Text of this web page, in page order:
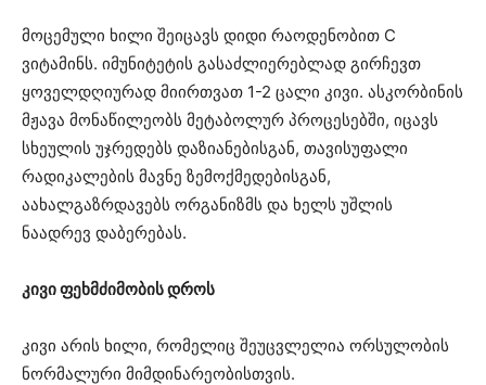
მოცემული ხილი შეიცავს დიდი რაოდენობით C
ვიტამინს. იმუნიტეტის გასაძლიერებლად გირჩევთ
ყოველდღიურად მიირთვათ 1-2 ცალი კივი. ასკორბინის
მჟავა მონაწილეობს მეტაბოლურ პროცესებში, იცავს
სხეულის უჯრედებს დაზიანებისგან, თავისუფალი
რადიკალების მავნე ზემოქმედებისგან,
აახალგაზრდავებს ორგანიზმს და ხელს უშლის
ნაადრევ დაბერებას.
კივი ფეხმძიმობის დროს
კივი არის ხილი, რომელიც შეუცვლელია ორსულობის
ნორმალური მიმდინარეობისთვის.